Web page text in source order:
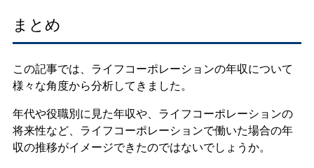
まとめ
この記事では、ライフコーポレーションの年収について
様々な角度から分析してきました。
年代や役職別に見た年収や、ライフコーポレーションの
将来性など、ライフコーポレーションで働いた場合の年
収の推移がイメージできたのではないでしょうか。